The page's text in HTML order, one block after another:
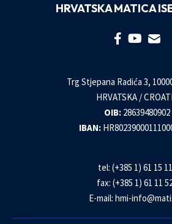
HRVATSKA MATICA
Trg Stjepana Radića 3,
HRVATSKA /
OIB: 28639480902
IBAN:
tel: (+385 1) 61 15
fax: (+385 1) 61 11
E-mail: hmi-